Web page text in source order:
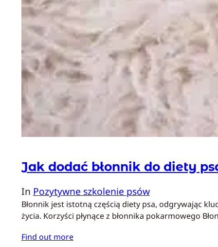
Jak dodać błonnik do diety
In Pozytywne szkolenie psów
Błonnik jest istotną częścią diety psa, odgrywając
życia. Korzyści płynące z błonnika pokarmowego
Find out more